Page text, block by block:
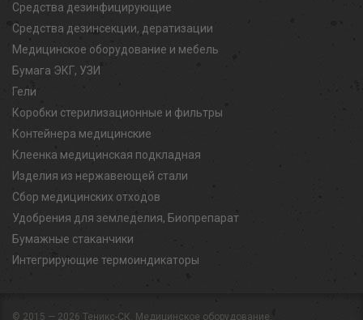
Средства дезинфицирующие
Средства дезинсекции, дератизации
Медицинское оборудование и мебель
Бумага ЭКГ, УЗИ
Гели
Коробки стерилизационные и фильтры
Контейнера медицинские
Клеенка медицинская подкладная
Изделия из нержавеющей стали
Сбор медицинских отходов
Удобрения для земледелия, Биопрепарат
Бумажные стаканчики
Интегрирующие термоиндикаторы
© 2015 — 2026 Теникс-СК. Медицинское оборудование.